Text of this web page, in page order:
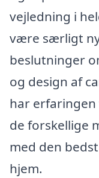
vejledning i
være særligt
beslutninger
og design af
har erfaringen
de forskellige
med den
hjem.